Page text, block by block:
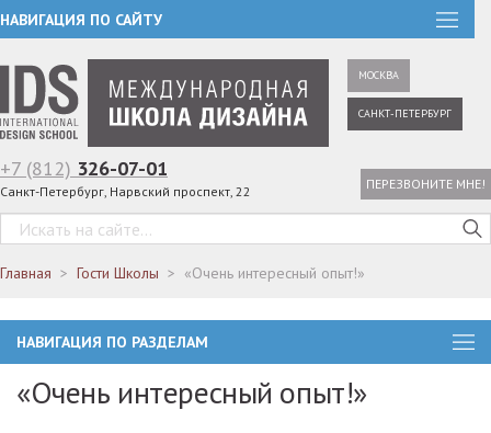
НАВИГАЦИЯ ПО САЙТУ
МОСКВА
САНКТ-ПЕТЕРБУРГ
+7 (812) 326-07-01
Санкт-Петербург, Нарвский проспект, 22 ПЕРЕЗВОНИТЕ МНЕ!
Главная Гости Школы «Очень интересный опыт!»
НАВИГАЦИЯ ПО РАЗДЕЛАМ
«Очень интересный опыт!»